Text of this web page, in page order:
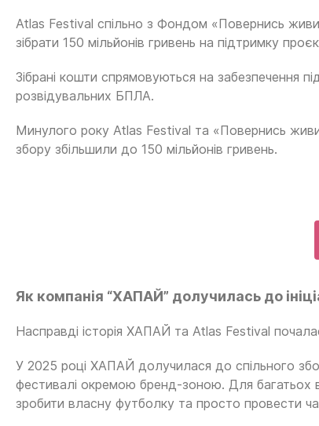
Atlas Festival спільно з Фондом «Повернись
зібрати 150 мільйонів гривень на підтримку
Зібрані кошти спрямовуються на забезпечення
розвідувальних БПЛА.
Минулого року Atlas Festival та «Повернись
збору збільшили до 150 мільйонів гривень.
Як компанія “ХАПАЙ” долучилась до
Насправді історія ХАПАЙ та Atlas Festival
У 2025 році ХАПАЙ долучилася до спільного
фестивалі окремою бренд-зоною. Для багатьох
зробити власну футболку та просто провести